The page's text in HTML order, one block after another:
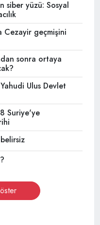
siber yüzü: Sosyal
Cezayir geçmişini
sonra ortaya
Ulus Devlet
Suriye'ye